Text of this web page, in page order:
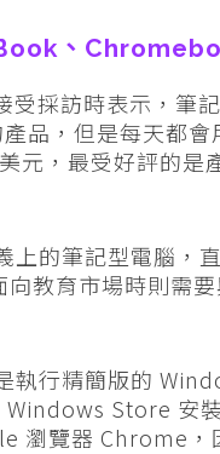
、
受採訪時表示，筆
品，但是每天都會
元，最受好評的是
的筆記型電腦，
教育市場時則需
行精簡版的
Store 安
瀏覽器 Chrome